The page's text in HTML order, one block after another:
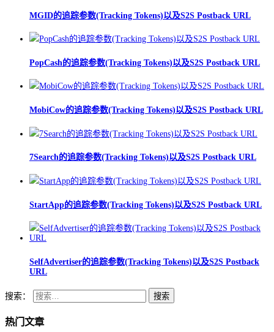
MGID的追踪参数(Tracking Tokens)以及S2S Postback URL
PopCash的追踪参数(Tracking Tokens)以及S2S Postback URL
MobiCow的追踪参数(Tracking Tokens)以及S2S Postback URL
7Search的追踪参数(Tracking Tokens)以及S2S Postback URL
StartApp的追踪参数(Tracking Tokens)以及S2S Postback URL
SelfAdvertiser的追踪参数(Tracking Tokens)以及S2S Postback
URL
搜索：
热门文章